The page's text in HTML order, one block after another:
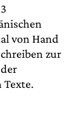
von Hand
zur
Texte.